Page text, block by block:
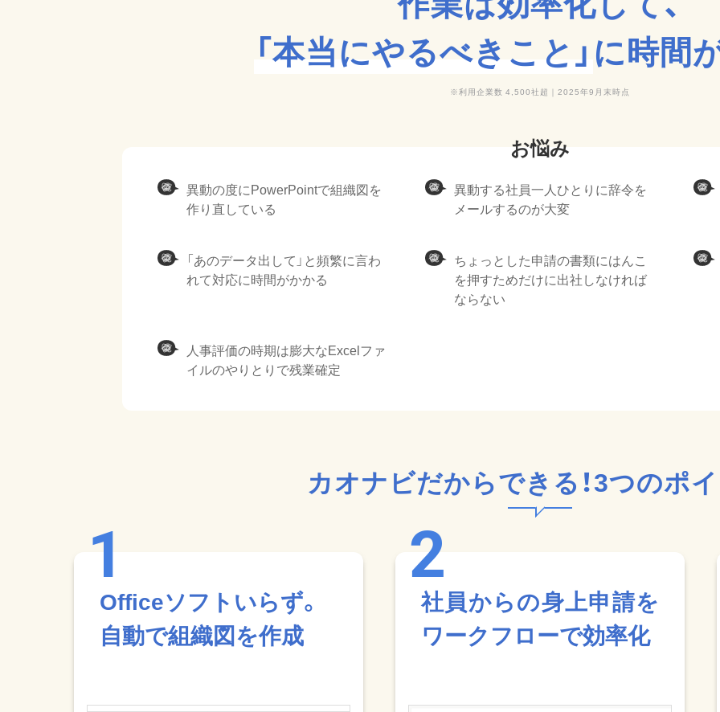
「本当にやるべきこと」 に時間
利用企業数 4,500社超｜2025年9月末時点
異動の度にPowerPointで組織図を
作り直している
異動する社員一人ひとりに辞令を
メールするのが大変
「あのデータ出して」と頻繁に言わ
れて対応に時間がかかる
ちょっとした申請の書類にはんこ
を押すためだけに出社しなければ
ならない
人事評価の時期は膨大なExcelファ
イルのやりとりで残業確定
カオナビだからできる！3つのポ
Officeソフトいらず。
自動で組織図を作成
社員からの身上申請を
ワークフローで効率化